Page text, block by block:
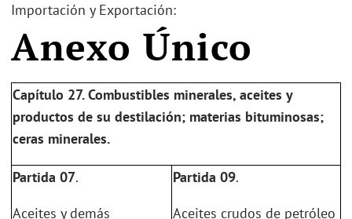
Importación y Exportación:
Anexo Único
Capítulo 27. Combustibles minerales, aceites y
productos de su destilación; materias bituminosas;
ceras minerales.
Partida 07.
Aceites y demás
Partida 09.
Aceites crudos de petróleo